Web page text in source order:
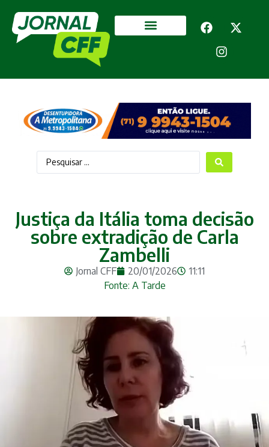
Justiça da Itália toma decisão
sobre extradição de Carla
Zambelli
Jornal CFF 20/01/2026
11:11
Fonte: A Tarde